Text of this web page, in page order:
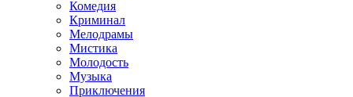
Комедия
Криминал
Мелодрамы
Мистика
Молодость
Музыка
Приключения